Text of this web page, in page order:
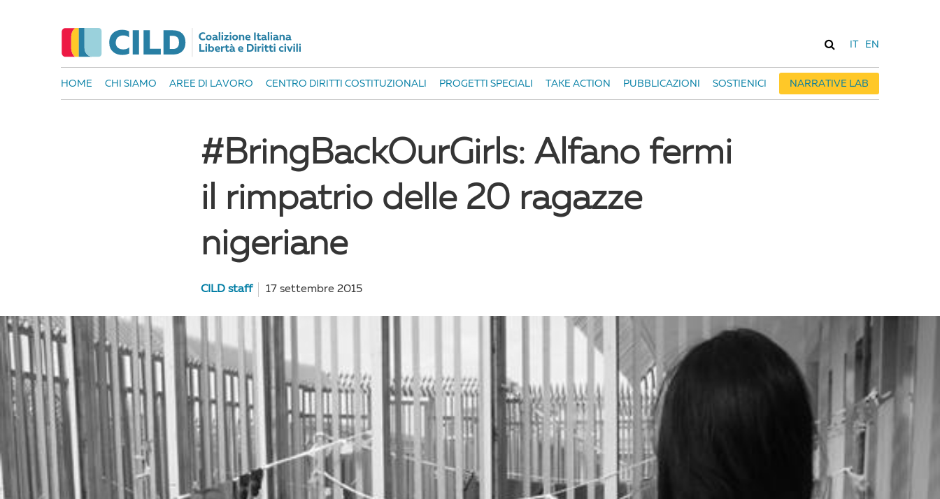
EN
HOME CHI SIAMO AREE DI LAVORO CENTRO DIRITTI COSTITUZIONALI PROGETTI SPECIALI TAKE ACTION PUBBLICAZIONI SOSTIENICI NARRATIVE LAB
#BringBackOurGirls: Alfano fermi
il rimpatrio delle 20 ragazze
nigeriane
CILD staff 17 settembre 2015